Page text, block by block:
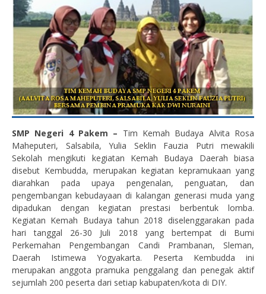
SMP Negeri 4 Pakem – Tim Kemah Budaya Alvita Rosa
Maheputeri, Salsabila, Yulia Seklin Fauzia Putri mewakili
Sekolah mengikuti kegiatan Kemah Budaya Daerah biasa
disebut Kembudda, merupakan kegiatan kepramukaan yang
diarahkan pada upaya pengenalan, penguatan, dan
pengembangan kebudayaan di kalangan generasi muda yang
dipadukan dengan kegiatan prestasi berbentuk lomba.
Kegiatan Kemah Budaya tahun 2018 diselenggarakan pada
hari tanggal 26-30 Juli 2018 yang bertempat di Bumi
Perkemahan Pengembangan Candi Prambanan, Sleman,
Daerah Istimewa Yogyakarta. Peserta Kembudda ini
merupakan anggota pramuka penggalang dan penegak aktif
sejumlah 200 peserta dari setiap kabupaten/kota di DIY.